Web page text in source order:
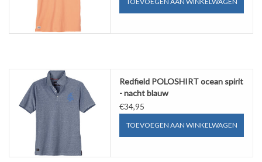
Redfield POLOSHIRT ocean spirit
- nacht blauw
€34,95
TOEVOEGEN AAN WINKELWAGEN